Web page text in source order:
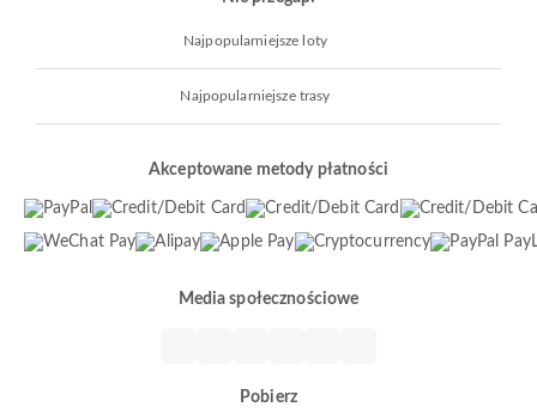
Najpopularniejsze loty
Najpopularniejsze trasy
Akceptowane metody płatności
Media społecznościowe
Pobierz